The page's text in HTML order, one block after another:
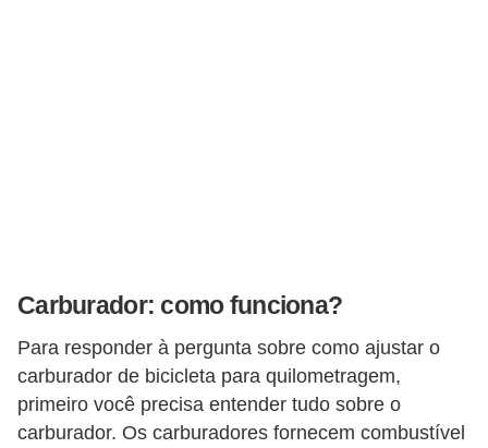
Carburador: como funciona?
Para responder à pergunta sobre como ajustar o
carburador de bicicleta para quilometragem,
primeiro você precisa entender tudo sobre o
carburador. Os carburadores fornecem combustível
m
n
h
õ